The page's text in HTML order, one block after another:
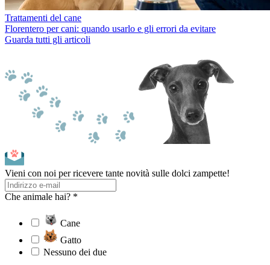
Trattamenti del cane
Florentero per cani: quando usarlo e gli errori da evitare
Guarda tutti gli articoli
Vieni con noi per ricevere tante novità sulle dolci zampette!
Che animale hai? *
Cane
Gatto
Nessuno dei due